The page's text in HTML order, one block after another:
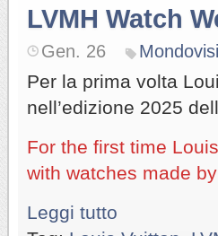
LVMH Watch
Gen. 26
Per la prima volta
nell’edizione 2025
For the first time
with watches made
Leggi tutto